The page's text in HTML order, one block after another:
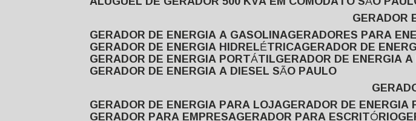
GERADOR DE ENERGIA A GASOLINA GERADORES PARA
GERADOR DE ENERGIA HIDRELÉTRICA GERADOR DE
GERADOR DE ENERGIA PORTÁTIL GERADOR DE ENERGIA
GERADOR DE ENERGIA A DIESEL SÃO PAULO
GERADOR DE ENERGIA PARA LOJA GERADOR DE
GERADOR PARA EMPRESA GERADOR PARA ESCRITÓRIO